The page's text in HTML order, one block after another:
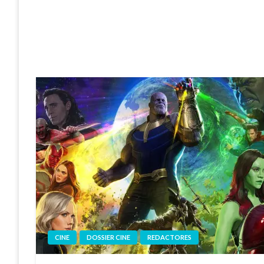
CINE DOSSIER CINE REDACTORES